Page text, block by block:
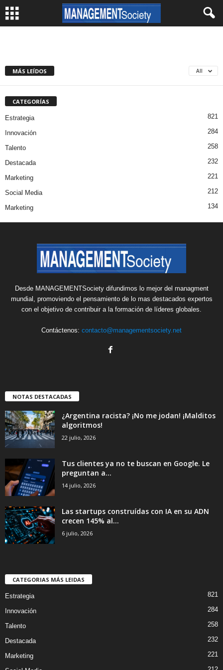
MÁS LEÍDOS All
CATEGORÍAS
Estrategia 821
Innovación 284
Talento 258
Destacada 232
Marketing 221
Social Media 212
Marketing 134
Desde MANAGEMENTSociety difundimos lo mejor del managment
mundial, promoviendo el pensamiento de lo mas destacados expertos
con el objetivo de contribuir a la formación de líderes globales.
Contáctenos: contacto@managementsociety.net
NOTAS DESTACADAS
¿Argentina racista? ¡No me jodan! ¡Malditos
algoritmos!
22 julio, 2026
Tus clientes ya no te buscan en Google. Le
preguntan a...
14 julio, 2026
Las startups construídas con IA en su ADN
crecen 145% al...
6 julio, 2026
CATEGORIAS MÁS LEIDAS
Estrategia 821
Innovación 284
Talento 258
Destacada 232
Marketing 221